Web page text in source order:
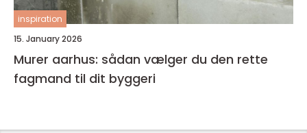
inspiration
15. January 2026
Murer aarhus: sådan vælger du den rette
fagmand til dit byggeri